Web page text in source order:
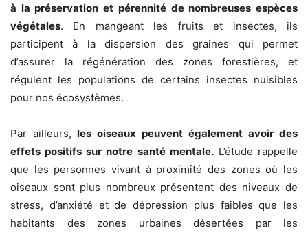
à la préservation et pérennité de nombreuses espèces
végétales. En mangeant les fruits et insectes, ils
participent à la dispersion des graines qui permet
d’assurer la régénération des zones forestières, et
régulent les populations de certains insectes nuisibles
pour nos écosystèmes.
Par ailleurs, les oiseaux peuvent également avoir des
effets positifs sur notre santé mentale.L’étude rappelle
que les personnes vivant à proximité des zones où les
oiseaux sont plus nombreux présentent des niveaux de
stress, d’anxiété et de dépression plus faibles que les
habitants des zones urbaines désertées par les